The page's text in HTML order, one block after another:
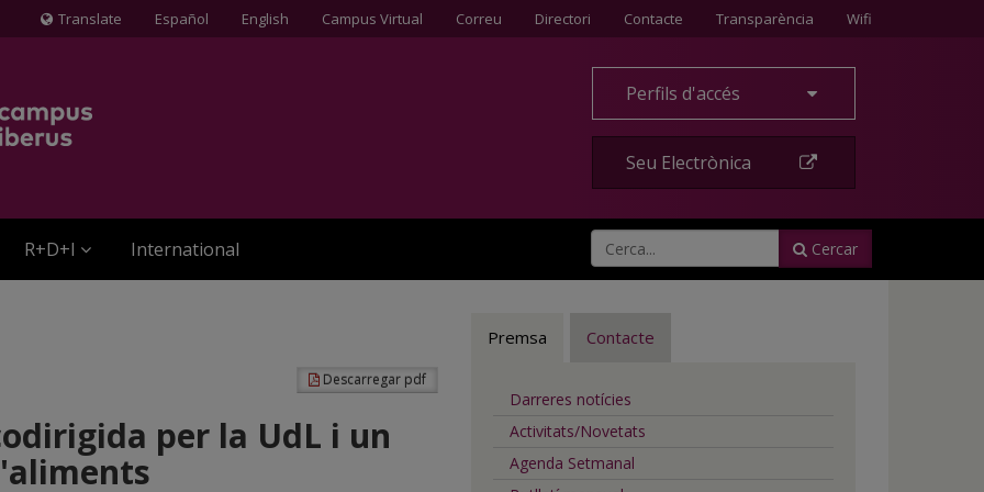
Icona
Translate Español English Campus Virtual Correu Directori Contacte
Contacte Transparència Wifi
Perfils d'accés
Seu Electrònica
R+D+I International Cercar
Descarregar pdf
per la UdL i un
Premsa Contacte
Darreres notícies
Activitats/Novetats
Agenda Setmanal